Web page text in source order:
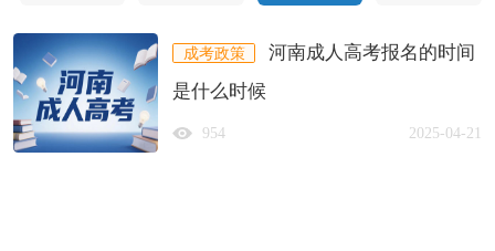
成考政策
河南成人高考报名的时间
是什么时候
954 2025-04-21